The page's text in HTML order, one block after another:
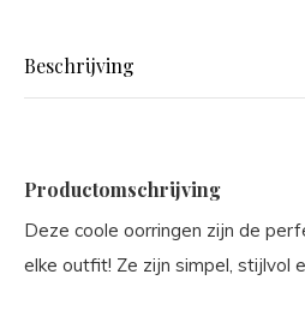
Beschrijving
Productomschrijving
Deze coole oorringen zijn de
elke outfit! Ze zijn simpel, stijlvol